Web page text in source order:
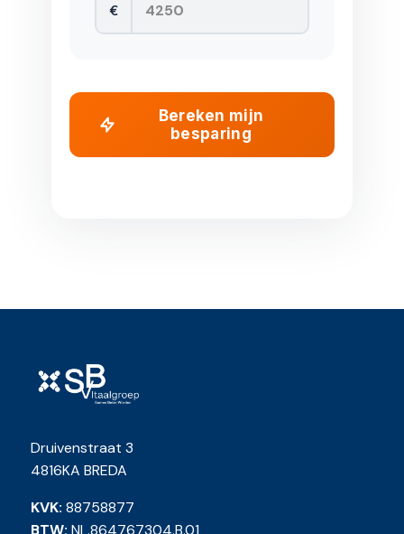
€
Bereken mijn
besparing
Druivenstraat 3
4816KA BREDA
KVK: 88758877
BTW: NL.864767304.B.01